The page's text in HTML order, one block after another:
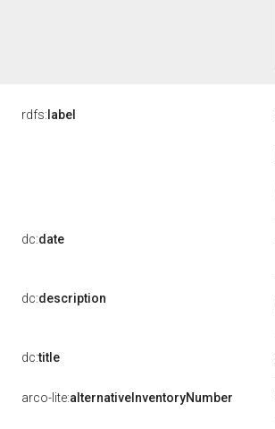
rdfs: label
dc:date
dc:description
dc:title
arco-lite:alternativeInventoryNumber